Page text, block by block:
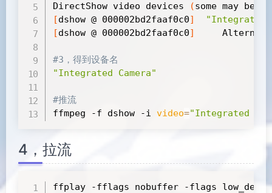
DirectShow video devices
(some may be
[dshow @ 000002bd2faaf0c0]
"Integrated
[dshow @ 000002bd2faaf0c0]
#3，得到设备名
"Integrated Camera"
#推流
ffmpeg -f dshow -i video="Integrated
4，拉流
ffplay -fflags nobuffer -flags